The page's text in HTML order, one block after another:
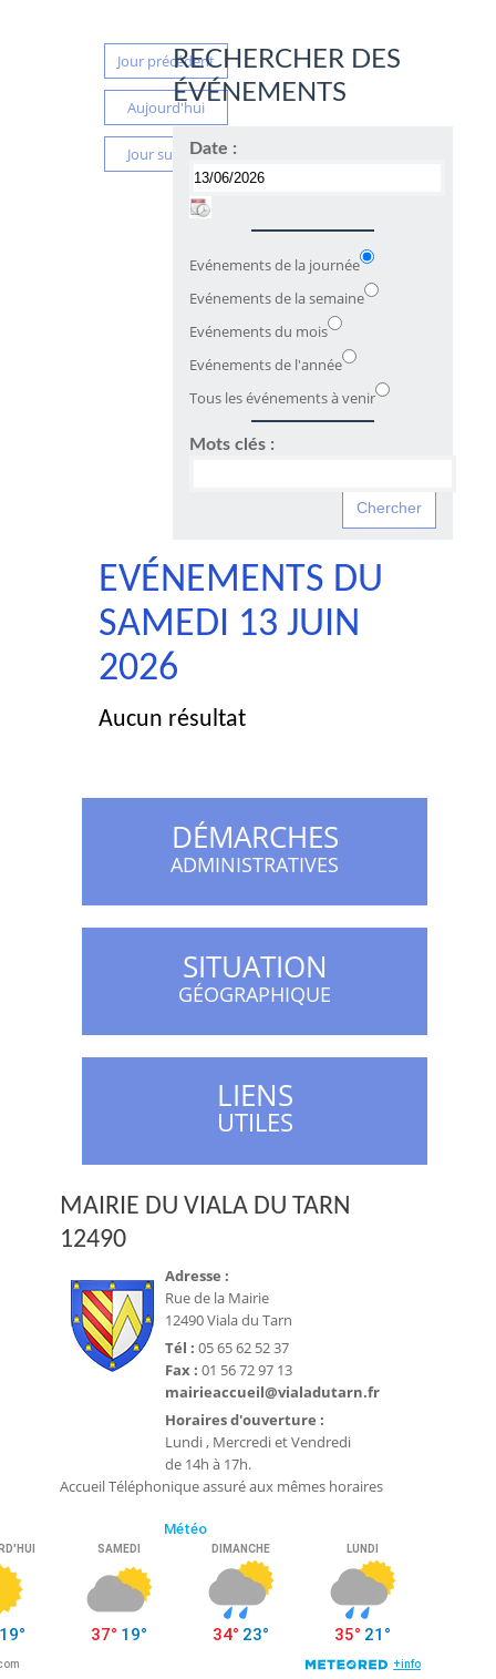
Jour précédent
Aujourd'hui
Jour suivant
RECHERCHER DES
ÉVÉNEMENTS
Date :
Evénements de la journée
Evénements de la semaine
Evénements du mois
Evénements de l'année
Tous les événements à venir
Mots clés :
EVÉNEMENTS DU
SAMEDI 13 JUIN
2026
Aucun résultat
DÉMARCHES
ADMINISTRATIVES
SITUATION
GÉOGRAPHIQUE
LIENS
UTILES
MAIRIE DU VIALA DU TARN
12490
Adresse :
Rue de la Mairie
12490 Viala du Tarn
Tél : 05 65 62 52 37
Fax : 01 56 72 97 13
mairieaccueil@vialadutarn.fr
Horaires d'ouverture :
Lundi , Mercredi et Vendredi
de 14h à 17h.
Accueil Téléphonique assuré aux mêmes horaires